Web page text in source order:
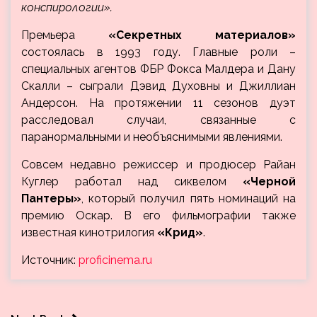
конспирологии».
Премьера «Секретных материалов»
состоялась в 1993 году. Главные роли –
специальных агентов ФБР Фокса Малдера и Дану
Скалли – сыграли Дэвид Духовны и Джиллиан
Андерсон. На протяжении 11 сезонов дуэт
расследовал случаи, связанные с
паранормальными и необъяснимыми явлениями.
Совсем недавно режиссер и продюсер Райан
Куглер работал над сиквелом «Черной
Пантеры», который получил пять номинаций на
премию Оскар. В его фильмографии также
известная кинотрилогия «Крид».
Источник: proficinema.ru